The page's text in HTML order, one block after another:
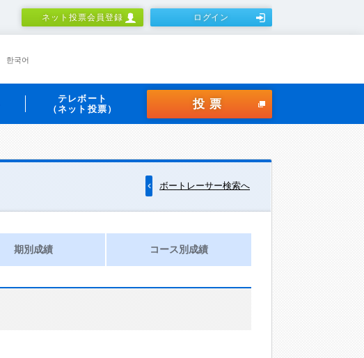
ネット投票会員登録 ログイン
한국어
テレボート
（ネット投票）
投票
ボートレーサー検索へ
期別成績 コース別成績